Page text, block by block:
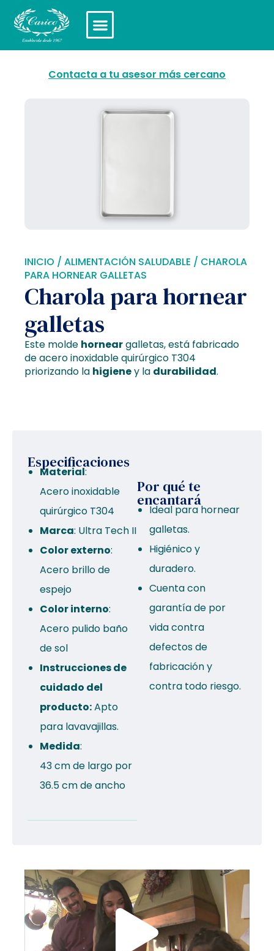
Contacta a tu asesor más cercano
INICIO / ALIMENTACIÓN SALUDABLE / CHAROLA
PARA HORNEAR GALLETAS
Charola para hornear
galletas
Este molde horneargalletas, está fabricado
de acero inoxidable quirúrgico T304
priorizando la higieney la durabilidad.
Especificaciones
Material:
Acero inoxidable
quirúrgico T304
Marca: Ultra Tech II
Color externo:
Acero brillo de
espejo
Color interno:
Acero pulido baño
de sol
Instrucciones de
cuidado del
producto:Apto
para lavavajillas.
Medida:
43 cm de largo por
36.5 cm de ancho
Por qué te
encantará
Ideal para hornear
galletas.
Higiénico y
duradero.
Cuenta con
garantía de por
vida contra
defectos de
fabricación y
contra todo riesgo.